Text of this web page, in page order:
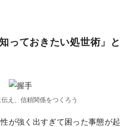
っておきたい処世術」と
え、信頼関係をつくろう
が強く出すぎて困った事態が起